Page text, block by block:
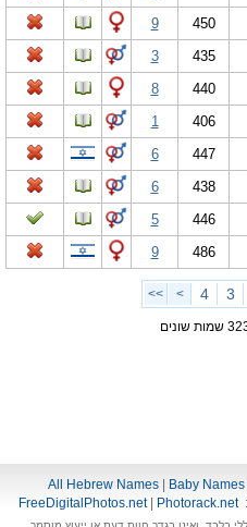
450
9
435
3
440
8
406
1
447
6
438
6
446
5
486
9
3
4
>
>>
All Hebrew Names Baby
FreeDigitalPhotos.net| Photorack.net